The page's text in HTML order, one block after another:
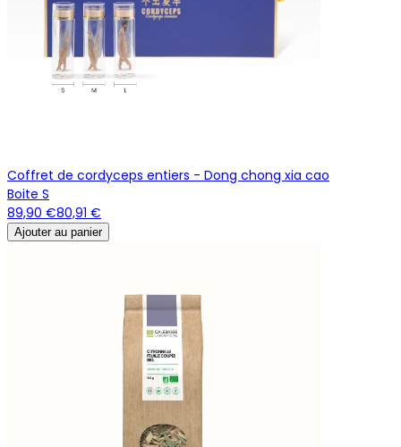
Coffret de cordyceps entiers - Dong chong xia cao
Boite S
89,90 €80,91 €
Ajouter au panier